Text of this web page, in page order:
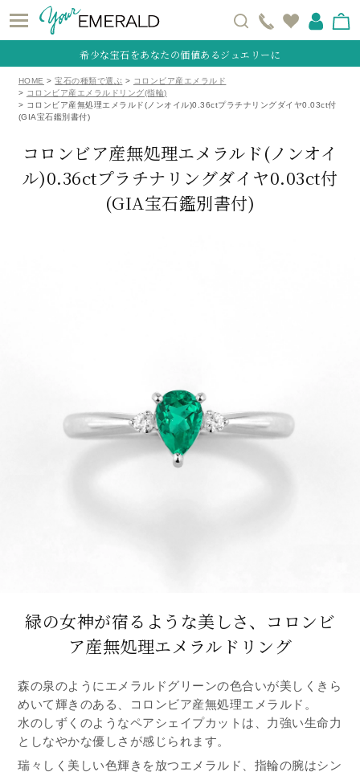
希少な宝石をあなたの価値あるジュエリーに
HOME 宝石の種類で選ぶ
コロンビア産エメラルド
コロンビア産エメラルドリング(指輪)
コロンビア産無処理エメラルド(ノンオイル)0.36ctプラチナリングダイヤ0.03ct付
(GIA宝石鑑別書付)
コロンビア産無処理エメラルド(ノンオイ
ル)0.36ctプラチナリングダイヤ0.03ct付
(GIA宝石鑑別書付)
緑の女神が宿るような美しさ、 コロンビ
ア産無処理エメラルドリング
森の泉のようにエメラルドグリーンの色合いが美しくきら
めいて輝きのある、コロンビア産無処理エメラルド。
水のしずくのようなペアシェイプカットは、力強い生命力
としなやかな優しさが感じられます。
瑞々しく美しい色輝きを放つエメラルド、指輪の腕はシン